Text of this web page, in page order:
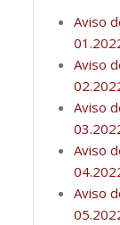
Aviso
Aviso
Aviso
Aviso
Aviso